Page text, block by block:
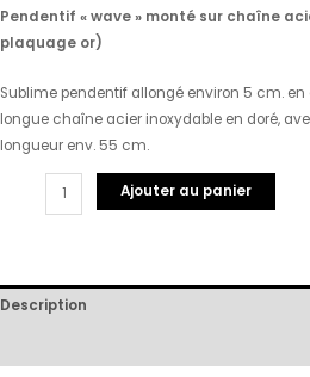
Pendentif « wave » monté sur chaîne
plaquage or)
Sublime pendentif allongé environ 5 cm.
longue chaîne acier inoxydable en doré,
longueur env. 55 cm.
Ajouter au panier
Description